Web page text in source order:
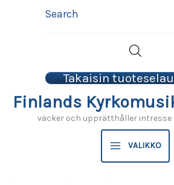
Search
Takaisin
Finlands
väcker och upprätthåller
VALIKKO